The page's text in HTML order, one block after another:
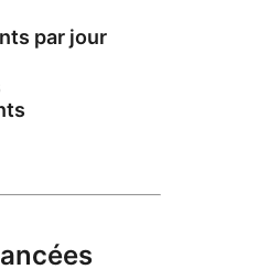
par jour